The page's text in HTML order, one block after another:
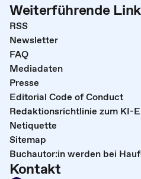
Weiterführende
RSS
Newsletter
FAQ
Mediadaten
Presse
Editorial Code of Conduct
Redaktionsrichtlinie zum KI-
Netiquette
Sitemap
Buchautor:in werden bei
Kontakt